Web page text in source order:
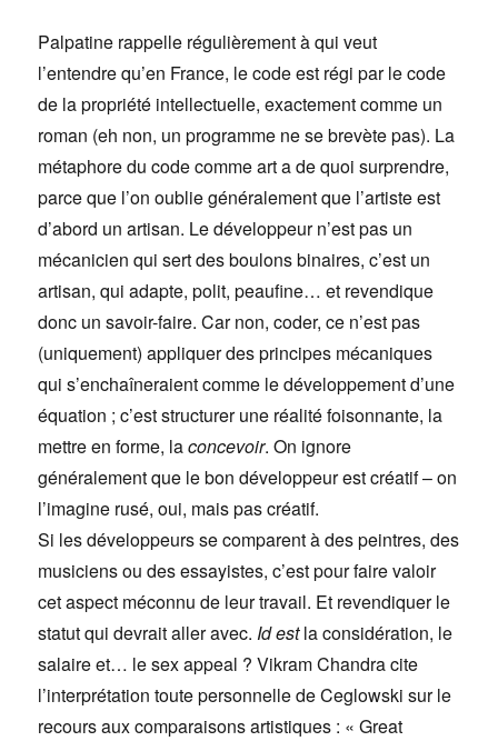
Palpatine rappelle régulièrement à qui veut
l’entendre qu’en France, le code est régi par le code
de la propriété intellectuelle, exactement comme un
roman (eh non, un programme ne se brevète pas). La
métaphore du code comme art a de quoi surprendre,
parce que l’on oublie généralement que l’artiste est
d’abord un artisan. Le développeur n’est pas un
mécanicien qui sert des boulons binaires, c’est un
artisan, qui adapte, polit, peaufine… et revendique
donc un savoir-faire. Car non, coder, ce n’est pas
(uniquement) appliquer des principes mécaniques
qui s’enchaîneraient comme le développement d’une
équation ; c’est structurer une réalité foisonnante, la
mettre en forme, laconcevoir. On ignore
généralement que le bon développeur est créatif – on
l’imagine rusé, oui, mais pas créatif.
Si les développeurs se comparent à des peintres, des
musiciens ou des essayistes, c’est pour faire valoir
cet aspect méconnu de leur travail. Et revendiquer le
statut qui devrait aller avec. Id estla considération, le
salaire et… le sex appeal ? Vikram Chandra cite
l’interprétation toute personnelle de Ceglowski sur le
recours aux comparaisons artistiques : « Great